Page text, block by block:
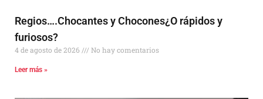
Regios….Chocantes y Chocones¿O rápidos y
furiosos?
4 de agosto de 2026 No hay comentarios
Leer más »